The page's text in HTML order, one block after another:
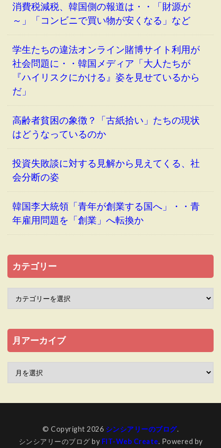
消費税減税、韓国側の報道は・・「財源が
～」「コンビニで買い物が安くなる」など
学生たちの違法オンライン賭博サイト利用が
社会問題に・・韓国メディア「大人たちが
『ハイリスクにかける』姿を見せているから
だ」
高齢者貧困の象徴？「古紙拾い」たちの現状
はどうなっているのか
投資失敗談に対する見解から見えてくる、社
会分断の姿
韓国李大統領「青年が創業する国へ」・・青
年雇用問題を「創業」へ転換か
カテゴリー
月アーカイブ
© Copyright 2026 シンシアリーのブログ.
シンシアリーのブログ by FIT-Web Create. Powered by